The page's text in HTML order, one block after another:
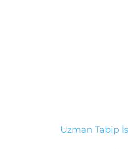
Uzman Tabip